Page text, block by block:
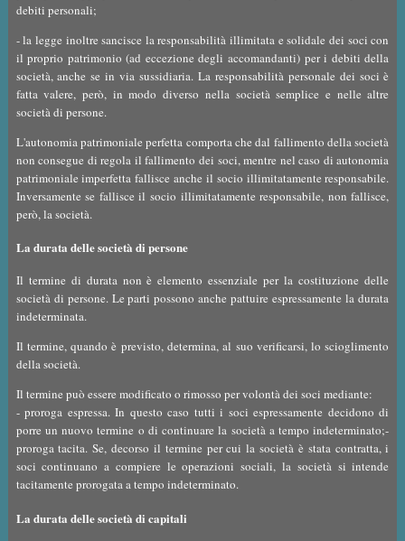
debiti personali;
- la legge inoltre sancisce la responsabilità illimitata e solidale dei soci con
il proprio patrimonio (ad eccezione degli accomandanti) per i debiti della
società, anche se in via sussidiaria. La responsabilità personale dei soci è
fatta valere, però, in modo diverso nella società semplice e nelle altre
società di persone.
L'autonomia patrimoniale perfetta comporta che dal fallimento della società
non consegue di regola il fallimento dei soci, mentre nel caso di autonomia
patrimoniale imperfetta fallisce anche il socio illimitatamente responsabile.
Inversamente se fallisce il socio illimitatamente responsabile, non fallisce,
però, la società.
La durata delle società di persone
Il termine di durata non è elemento essenziale per la costituzione delle
società di persone. Le parti possono anche pattuire espressamente la durata
indeterminata.
Il termine, quando è previsto, determina, al suo verificarsi, lo scioglimento
della società.
Il termine può essere modificato o rimosso per volontà dei soci mediante:
- proroga espressa. In questo caso tutti i soci espressamente decidono di
porre un nuovo termine o di continuare la società a tempo indeterminato;-
proroga tacita. Se, decorso il termine per cui la società è stata contratta, i
soci continuano a compiere le operazioni sociali, la società si intende
tacitamente prorogata a tempo indeterminato.
La durata delle società di capitali